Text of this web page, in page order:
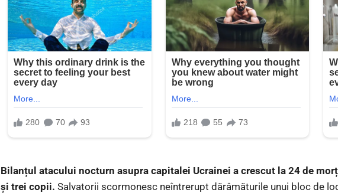
Bilanțul atacului nocturn asupra capitalei Ucrainei a crescut la 24 de
și trei copii. Salvatorii scormonesc neîntrerupt dărâmăturile unui bloc de